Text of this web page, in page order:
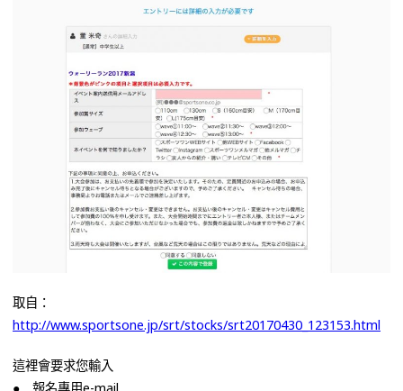
取自：
http://www.sportsone.jp/srt/stocks/srt20170430_123153.html
這裡會要求您輸入